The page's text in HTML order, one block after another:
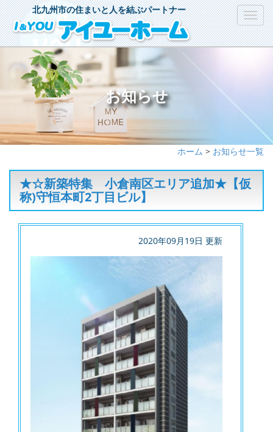
北九州市の住まいと人を結ぶパートナー
お知らせ
ホーム > お知らせ一覧
★☆新築特集 小倉南区エリア追加★【仮
称)守恒本町2丁目ビル】
2020年09月19日 更新